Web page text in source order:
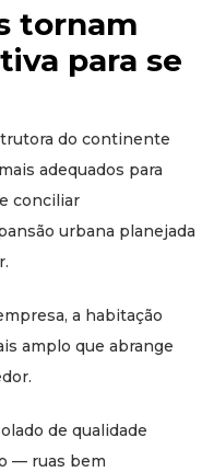
tornam
para se
do continente
adequados para
conciliar
urbana planejada
a habitação
amplo que abrange
de qualidade
— ruas bem